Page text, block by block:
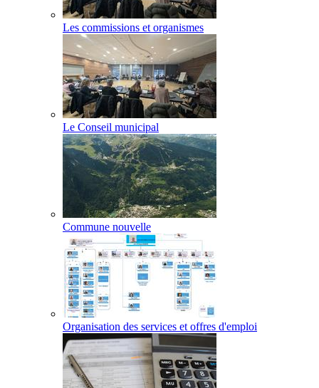
Les commissions et organismes
Le Conseil municipal
Commune nouvelle
Organisation des services et offres d'emploi